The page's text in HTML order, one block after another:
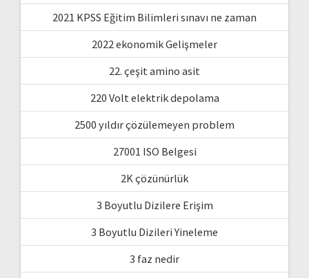
2021 KPSS Eğitim Bilimleri sınavı ne zaman
2022 ekonomik Gelişmeler
22. çeşit amino asit
220 Volt elektrik depolama
2500 yıldır çözülemeyen problem
27001 ISO Belgesi
2K çözünürlük
3 Boyutlu Dizilere Erişim
3 Boyutlu Dizileri Yineleme
3 faz nedir